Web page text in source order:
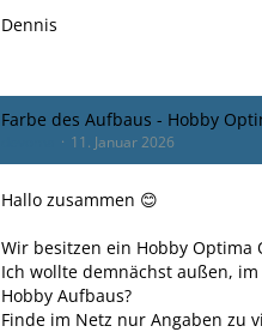
Dennis
Farbe des Aufbaus - Hobby
11. Januar 2026
Hallo zusammen 😊
Wir besitzen ein Hobby Optima
Ich wollte demnächst außen,
Hobby Aufbaus?
Finde im Netz nur Angaben zu